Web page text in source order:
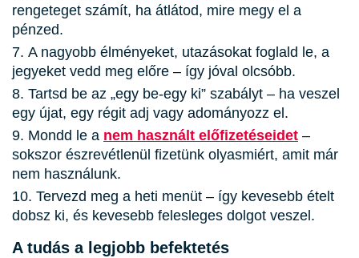
rengeteget számít, ha átlátod, mire megy el a
pénzed.
A nagyobb élményeket, utazásokat foglald le, a
jegyeket vedd meg előre – így jóval olcsóbb.
Tartsd be az „egy be-egy ki” szabályt – ha veszel
egy újat, egy régit adj vagy adományozz el.
Mondd le a nem használt előfizetéseidet –
sokszor észrevétlenül fizetünk olyasmiért, amit már
nem használunk.
Tervezd meg a heti menüt – így kevesebb ételt
dobsz ki, és kevesebb felesleges dolgot veszel.
A tudás a legjobb befektetés